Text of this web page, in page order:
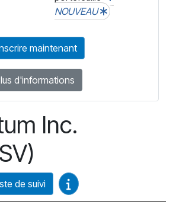
NOUVEAU
maintenant
d'informations
Inc.
de suivi Guides vidéo